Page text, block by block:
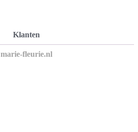
Klanten
marie-fleurie.nl